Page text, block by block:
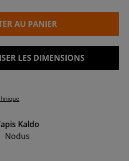
AU PANIER
LES DIMENSIONS
Kaldo
Nodus